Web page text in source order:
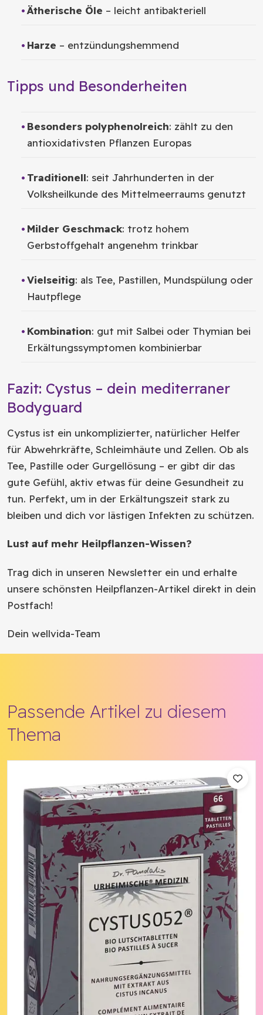
Ätherische Öle – leicht antibakteriell
Harze – entzündungshemmend
Tipps und Besonderheiten
Besonders polyphenolreich: zählt zu den
antioxidativsten Pflanzen Europas
Traditionell: seit Jahrhunderten in der
Volksheilkunde des Mittelmeerraums genutzt
Milder Geschmack: trotz hohem
Gerbstoffgehalt angenehm trinkbar
Vielseitig: als Tee, Pastillen, Mundspülung oder
Hautpflege
Kombination: gut mit Salbei oder Thymian bei
Erkältungssymptomen kombinierbar
Fazit: Cystus – dein mediterraner
Bodyguard
Cystus ist ein unkomplizierter, natürlicher Helfer
für Abwehrkräfte, Schleimhäute und Zellen. Ob als
Tee, Pastille oder Gurgellösung – er gibt dir das
gute Gefühl, aktiv etwas für deine Gesundheit zu
tun. Perfekt, um in der Erkältungszeit stark zu
bleiben und dich vor lästigen Infekten zu schützen.
Lust auf mehr Heilpflanzen-Wissen?
Trag dich in unseren Newsletter ein und erhalte
unsere schönsten Heilpflanzen-Artikel direkt in dein
Postfach!
Dein wellvida-Team
Passende Artikel zu diesem
Thema